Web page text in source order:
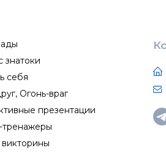
знатоки
себя
Огонь-враг
презентации